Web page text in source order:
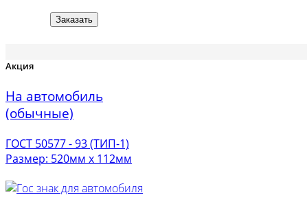
Заказать
Акция
На автомобиль
(обычные)
ГОСТ 50577 - 93 (ТИП-1)
Размер: 520мм х 112мм